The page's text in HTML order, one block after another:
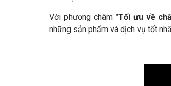
Với phương châm "Tối ưu về
những sản phẩm và dịch vụ tốt